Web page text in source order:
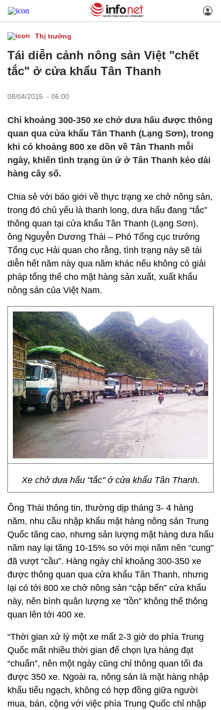
Thị trường
Tái diễn cảnh nông sản Việt "chết
tắc" ở cửa khẩu Tân Thanh
08/04/2015 - 06:00
Chỉ khoảng 300-350 xe chở dưa hấu được thông
quan qua cửa khẩu Tân Thanh (Lạng Sơn), trong
khi có khoảng 800 xe dồn về Tân Thanh mỗi
ngày, khiến tình trạng ùn ứ ở Tân Thanh kéo dài
hàng cây số.
Chia sẻ với báo giới về thực trạng xe chở nông sản,
trong đó chủ yếu là thanh long, dưa hấu đang “tắc”
thông quan tại cửa khẩu Tân Thanh (Lạng Sơn),
ông Nguyễn Dương Thái – Phó Tổng cục trưởng
Tổng cục Hải quan cho rằng, tình trạng này sẽ tái
diễn hết năm này qua năm khác nếu không có giải
pháp tổng thể cho mặt hàng sản xuất, xuất khẩu
nông sản của Việt Nam.
Xe chở dưa hấu "tắc" ở cửa khẩu Tân Thanh.
Ông Thái thông tin, thường dịp tháng 3- 4 hàng
năm, nhu cầu nhập khẩu mặt hàng nông sản Trung
Quốc tăng cao, nhưng sản lượng mặt hàng dưa hấu
năm nay lại tăng 10-15% so với mọi năm nên “cung”
đã vượt “cầu”. Hàng ngày chỉ khoảng 300-350 xe
được thông quan qua cửa khẩu Tân Thanh, nhưng
lại có tới 800 xe chở nông sản “cập bến” cửa khẩu
này, nên bình quân lượng xe “tồn” không thể thông
quan lên tới 400 xe.
“Thời gian xử lý một xe mất 2-3 giờ do phía Trung
Quốc mất nhiều thời gian để chọn lựa hàng đạt
“chuẩn”, nên một ngày cũng chỉ thông quan tối đa
được 350 xe. Ngoài ra, nông sản là mặt hàng nhập
khẩu tiểu ngạch, không có hợp đồng giữa người
mua, bán, cộng với việc phía Trung Quốc chỉ nhập